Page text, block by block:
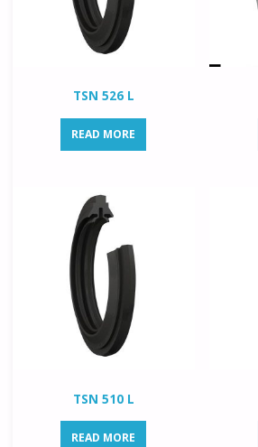
TSN 526 L
READ MORE
TSN 510 L
READ MORE